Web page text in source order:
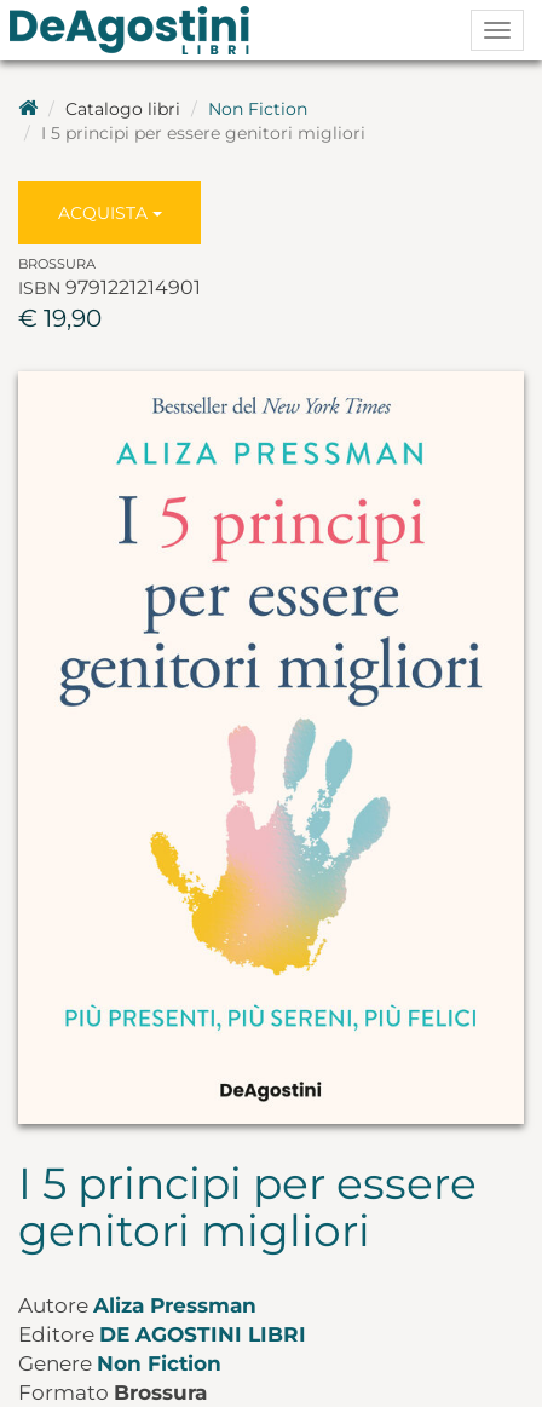
Catalogo libri
Non Fiction
I 5 principi per essere genitori migliori
ACQUISTA
BROSSURA
ISBN 9791221214901
€ 19,90
I 5 principi per essere
genitori migliori
Autore Aliza Pressman
Editore DE AGOSTINI LIBRI
Genere Non Fiction
Formato Brossura